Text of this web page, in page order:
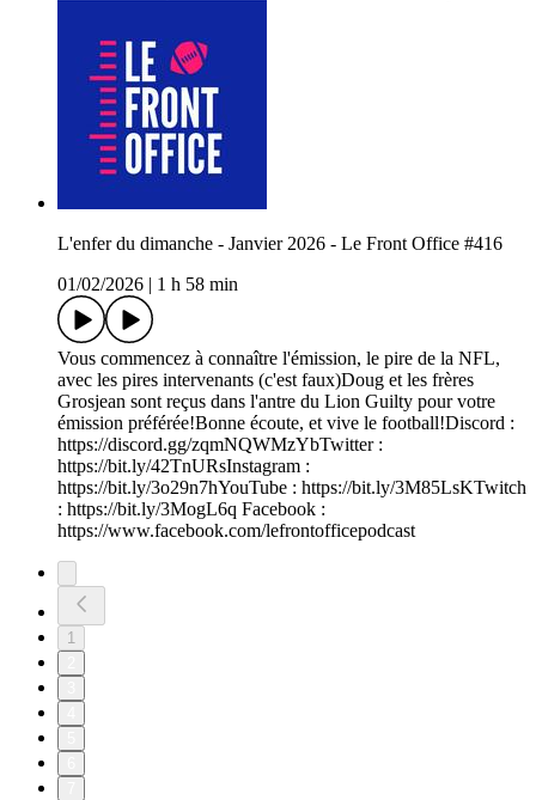
L'enfer du dimanche - Janvier 2026 - Le Front Office #416
01/02/2026 | 1 h 58 min
Vous commencez à connaître l'émission, le pire de la NFL,
avec les pires intervenants (c'est faux)Doug et les frères
Grosjean sont reçus dans l'antre du Lion Guilty pour votre
émission préférée!Bonne écoute, et vive le football!Discord :
https://discord.gg/zqmNQWMzYbTwitter :
https://bit.ly/42TnURsInstagram :
https://bit.ly/3o29n7hYouTube : https://bit.ly/3M85LsKTwitch
: https://bit.ly/3MogL6q Facebook :
https://www.facebook.com/lefrontofficepodcast
1